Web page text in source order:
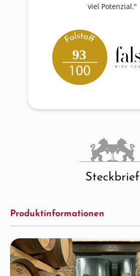
viel Potenzial."
93
Steckbrief
Produktinformationen